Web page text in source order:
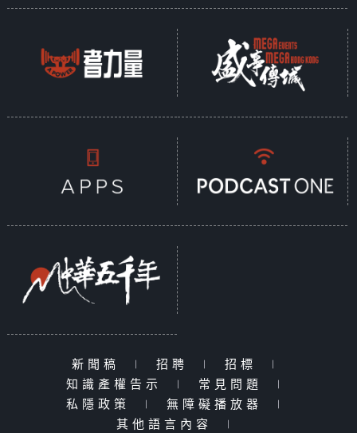
新聞稿 | 招聘 | 招標
|
知識產權告示
| 常見問題
|
私隱政策
| 無障礙播放器
|
其他語言內容
|